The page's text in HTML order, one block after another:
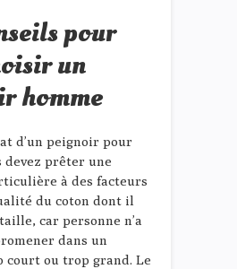
pour
un
homme
d’un peignoir pour
devez prêter une
à des facteurs
du coton dont il
car personne n’a
dans un
court ou trop grand. Le